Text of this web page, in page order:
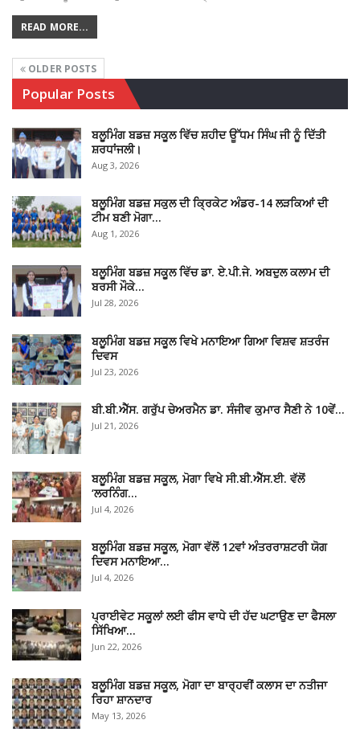
READ MORE...
OLDER POSTS
Popular Posts
ਬਲੂਮਿੰਗ ਬਡਜ਼ ਸਕੂਲ ਵਿੱਚ ਸ਼ਹੀਦ ਊੱਧਮ ਸਿੰਘ ਜੀ ਨੂੰ ਦਿੱਤੀ
ਸ਼ਰਧਾਂਜਲੀ।
Aug 3, 2026
ਬਲੂਮਿੰਗ ਬਡਜ਼ ਸਕੁਲ ਦੀ ਕ੍ਰਿਕੇਟ ਅੰਡਰ-14 ਲੜਕਿਆਂ ਦੀ
ਟੀਮ ਬਣੀ ਮੋਗਾ…
Aug 1, 2026
ਬਲੂਮਿੰਗ ਬਡਜ਼ ਸਕੂਲ ਵਿੱਚ ਡਾ. ਏ.ਪੀ.ਜੇ. ਅਬਦੁਲ ਕਲਾਮ ਦੀ
ਬਰਸੀ ਮੌਕੇ…
Jul 28, 2026
ਬਲੂਮਿੰਗ ਬਡਜ਼ ਸਕੂਲ ਵਿਖੇ ਮਨਾਇਆ ਗਿਆ ਵਿਸ਼ਵ ਸ਼ਤਰੰਜ
ਦਿਵਸ
Jul 23, 2026
ਬੀ.ਬੀ.ਐੱਸ. ਗਰੁੱਪ ਚੇਅਰਮੈਨ ਡਾ. ਸੰਜੀਵ ਕੁਮਾਰ ਸੈਣੀ ਨੇ 10ਵੇਂ…
Jul 21, 2026
ਬਲੂਮਿੰਗ ਬਡਜ਼ ਸਕੂਲ, ਮੋਗਾ ਵਿਖੇ ਸੀ.ਬੀ.ਐੱਸ.ਈ. ਵੱਲੋਂ
‘ਲਰਨਿੰਗ…
Jul 4, 2026
ਬਲੂਮਿੰਗ ਬਡਜ਼ ਸਕੂਲ, ਮੋਗਾ ਵੱਲੋਂ 12ਵਾਂ ਅੰਤਰਰਾਸ਼ਟਰੀ ਯੋਗ
ਦਿਵਸ ਮਨਾਇਆ…
Jul 4, 2026
ਪ੍ਰਾਈਵੇਟ ਸਕੂਲਾਂ ਲਈ ਫੀਸ ਵਾਧੇ ਦੀ ਹੱਦ ਘਟਾਉਣ ਦਾ ਫੈਸਲਾ
ਸਿੱਖਿਆ…
Jun 22, 2026
ਬਲੂਮਿੰਗ ਬਡਜ਼ ਸਕੂਲ, ਮੋਗਾ ਦਾ ਬਾਰ੍ਹਵੀਂ ਕਲਾਸ ਦਾ ਨਤੀਜਾ
ਰਿਹਾ ਸ਼ਾਨਦਾਰ
May 13, 2026